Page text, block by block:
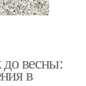
до весны:
в